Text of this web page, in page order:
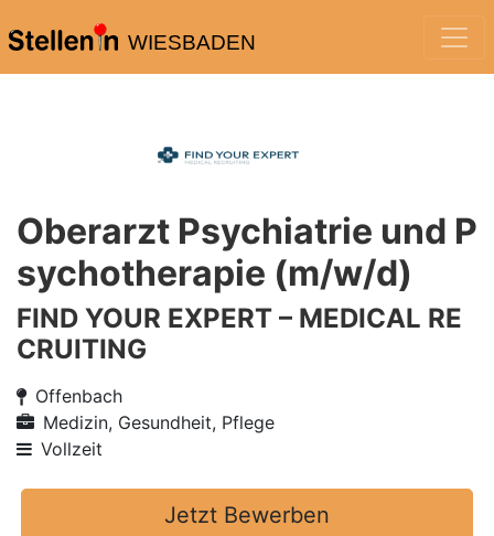
WIESBADEN
Oberarzt Psychiatrie und P
sychotherapie (m/w/d)
FIND YOUR EXPERT – MEDICAL RE
CRUITING
Offenbach
Medizin, Gesundheit, Pflege
Vollzeit
Jetzt Bewerben